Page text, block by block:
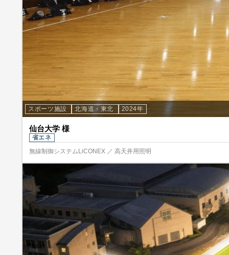
スポーツ施設 北海道・東北 2024年
仙台大学 様
省エネ
無線制御システムLiCONEX ／ 高天井用照明